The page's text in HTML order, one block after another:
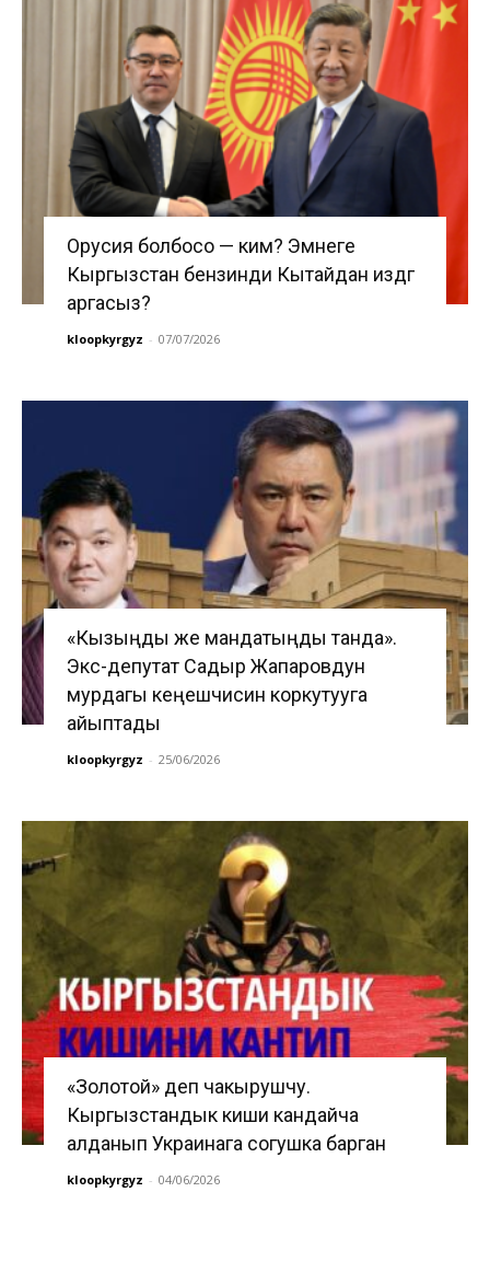
Орусия болбосо — ким? Эмнеге
Кыргызстан бензинди Кытайдан издөөгө
аргасыз?
kloopkyrgyz - 07/07/2026
«Кызыңды же мандатыңды танда».
Экс-депутат Садыр Жапаровдун
мурдагы кеңешчисин коркутууга
айыптады
kloopkyrgyz - 25/06/2026
«Золотой» деп чакырушчу.
Кыргызстандык киши кандайча
алданып Украинага согушка барган
kloopkyrgyz - 04/06/2026